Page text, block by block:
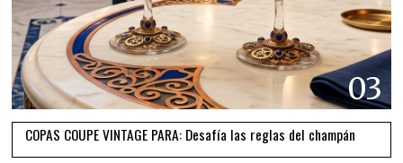
03
COPAS COUPE VINTAGE PARA: Desafía las reglas del champán